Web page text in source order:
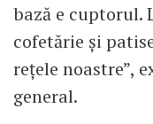
bază e cuptorul.
cofetărie și
rețele noastre”,
general.